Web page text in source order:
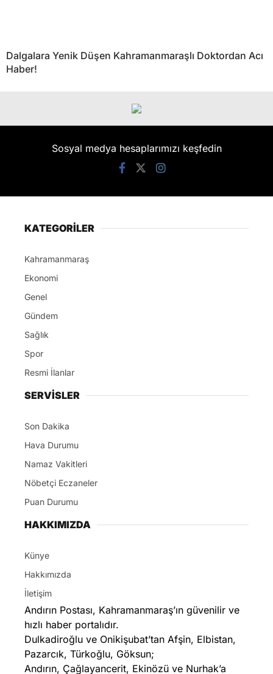
Dalgalara Yenik Düşen Kahramanmaraşlı Doktordan Acı
Haber!
Sosyal medya hesaplarımızı keşfedin
KATEGORİLER
Kahramanmaraş
Ekonomi
Genel
Gündem
Sağlık
Spor
Resmi İlanlar
SERVİSLER
Son Dakika
Hava Durumu
Namaz Vakitleri
Nöbetçi Eczaneler
Puan Durumu
HAKKIMIZDA
Künye
Hakkımızda
İletişim
Andırın Postası, Kahramanmaraş’ın güvenilir ve
hızlı haber portalıdır.
Dulkadiroğlu ve Onikişubat’tan Afşin, Elbistan,
Pazarcık, Türkoğlu, Göksun;
Andırın, Çağlayancerit, Ekinözü ve Nurhak’a